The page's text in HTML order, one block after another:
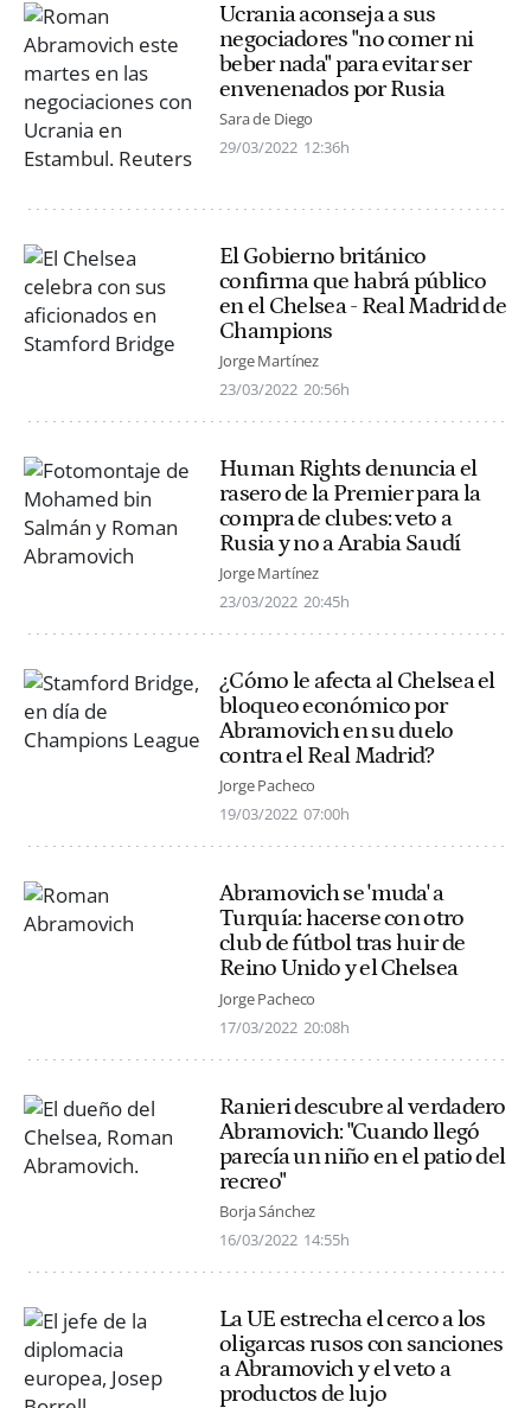
Ucrania aconseja a sus
negociadores "no comer ni
beber nada" para evitar ser
envenenados por Rusia
Sara de Diego
29/03/2022 12:36h
El Gobierno británico
confirma que habrá público
en el Chelsea - Real Madrid de
Champions
Jorge Martínez
23/03/2022 20:56h
Human Rights denuncia el
rasero de la Premier para la
compra de clubes: veto a
Rusia y no a Arabia Saudí
Jorge Martínez
23/03/2022 20:45h
¿Cómo le afecta al Chelsea el
bloqueo económico por
Abramovich en su duelo
contra el Real Madrid?
Jorge Pacheco
19/03/2022 07:00h
Abramovich se 'muda' a
Turquía: hacerse con otro
club de fútbol tras huir de
Reino Unido y el Chelsea
Jorge Pacheco
17/03/2022 20:08h
Ranieri descubre al verdadero
Abramovich: "Cuando llegó
parecía un niño en el patio del
recreo"
Borja Sánchez
16/03/2022 14:55h
La UE estrecha el cerco a los
oligarcas rusos con sanciones
a Abramovich y el veto a
productos de lujo